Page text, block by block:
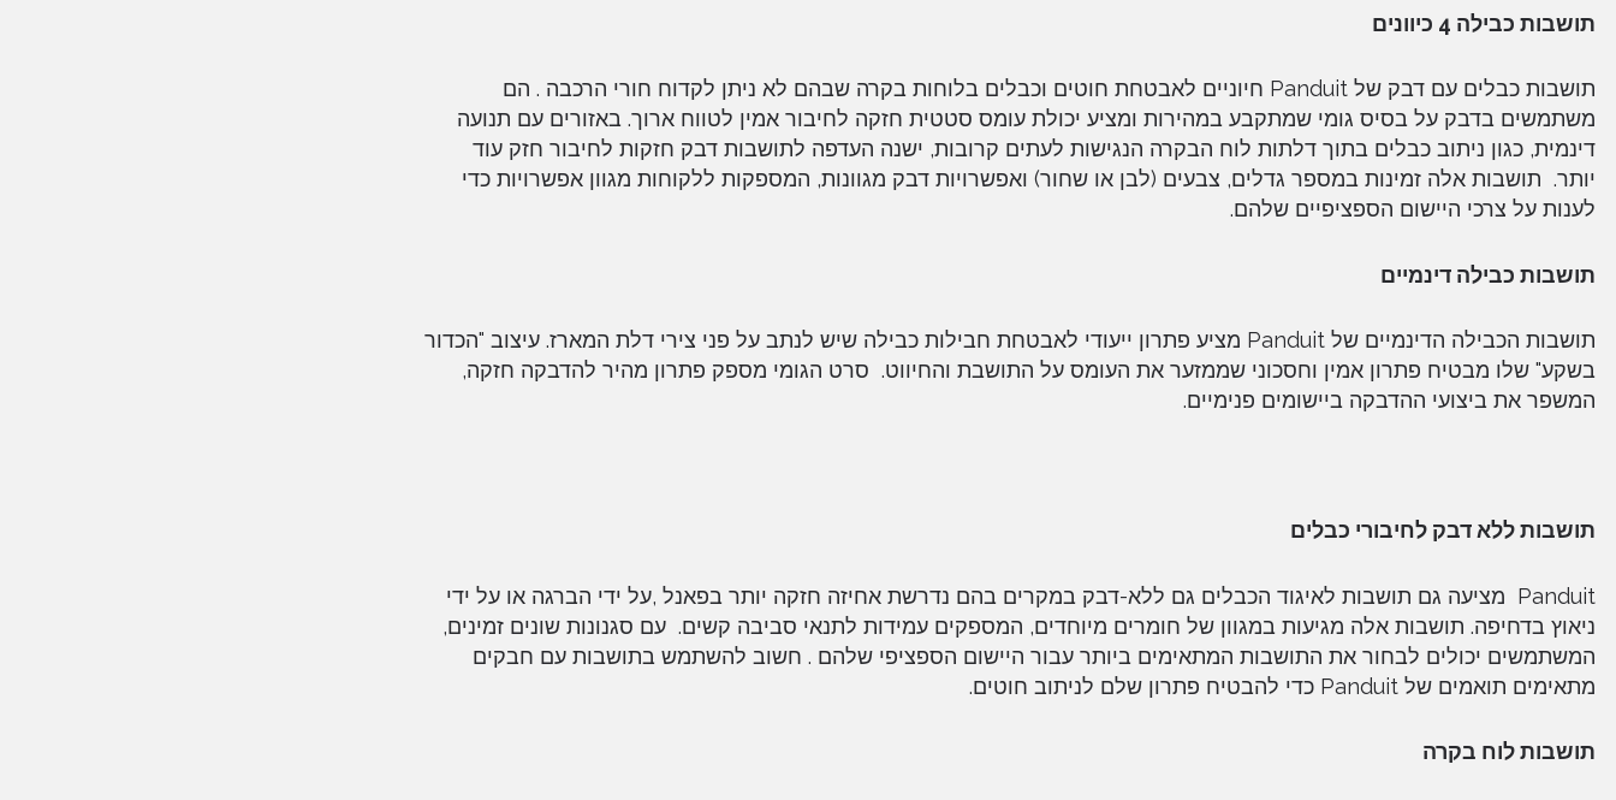
תושבות כבילה 4 כיוונים
תושבות כבלים עם דבק של Panduit חיוניים לאבטחת חוטים וכבלים בלוחות בקרה שבהם לא ניתן לקדוח חורי הרכבה . הם
משתמשים בדבק על בסיס גומי שמתקבע במהירות ומציע יכולת עומס סטטית חזקה לחיבור אמין לטווח ארוך. באזורים עם תנועה
דינמית, כגון ניתוב כבלים בתוך דלתות לוח הבקרה הנגישות לעתים קרובות, ישנה העדפה לתושבות דבק חזקות לחיבור חזק עוד
יותר. תושבות אלה זמינות במספר גדלים, צבעים (לבן או שחור) ואפשרויות דבק מגוונות, המספקות ללקוחות מגוון אפשרויות כדי
לענות על צרכי היישום הספציפיים שלהם.
תושבות כבילה דינמיים
תושבות הכבילה הדינמיים של Panduit מציע פתרון ייעודי לאבטחת חבילות כבילה שיש לנתב על פני צירי דלת המארז. עיצוב "הכדור
בשקע" שלו מבטיח פתרון אמין וחסכוני שממזער את העומס על התושבת והחיווט. סרט הגומי מספק פתרון מהיר להדבקה חזקה,
המשפר את ביצועי ההדבקה ביישומים פנימיים.
תושבות ללא דבק לחיבורי כבלים
Panduit מציעה גם תושבות לאיגוד הכבלים גם ללא-דבק במקרים בהם נדרשת אחיזה חזקה יותר בפאנל ,על ידי הברגה או על ידי
ניאוץ בדחיפה. תושבות אלה מגיעות במגוון של חומרים מיוחדים, המספקים עמידות לתנאי סביבה קשים. עם סגנונות שונים זמינים,
המשתמשים יכולים לבחור את התושבות המתאימים ביותר עבור היישום הספציפי שלהם . חשוב להשתמש בתושבות עם חבקים
מתאימים תואמים של Panduit כדי להבטיח פתרון שלם לניתוב חוטים.
תושבות לוח בקרה